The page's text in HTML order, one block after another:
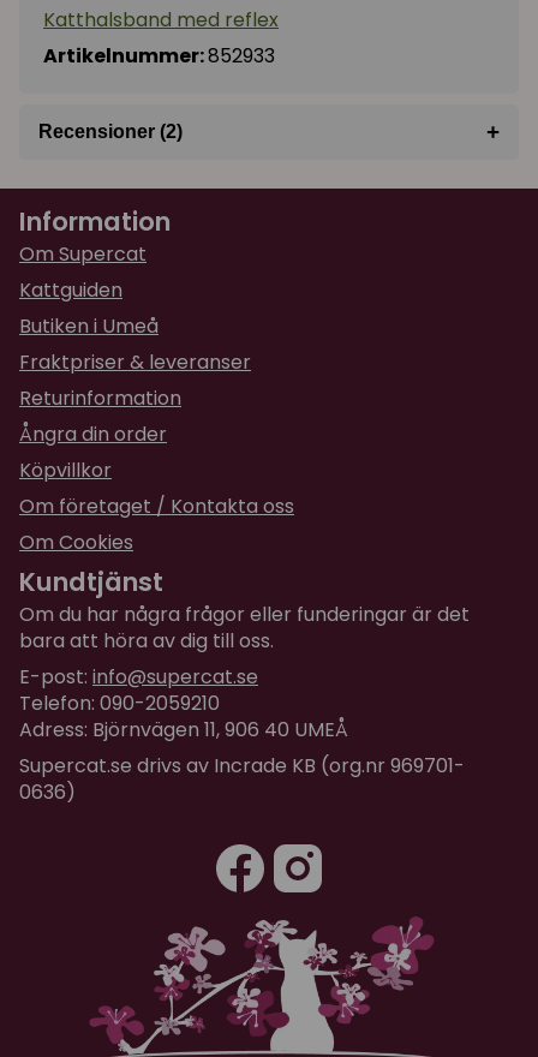
Katthalsband med reflex
Artikelnummer:852933
Recensioner (2) +
Ann-Katrin
för 8 månader sedan
★★★★★
Annette
för 2 år sedan
och stretchbandet för stramt fick sy i ett nytt
resårband
Information
Om Supercat
Kattguiden
Butiken i Umeå
Fraktpriser & leveranser
Returinformation
Ångra din order
Köpvillkor
Om företaget / Kontakta oss
Om Cookies
Kundtjänst
Om du har några frågor eller funderingar är det
bara att höra av dig till oss.
E-post: info@supercat.se
Telefon: 090-2059210
Adress: Björnvägen 11, 906 40 UMEÅ
Supercat.se drivs av Incrade KB (org.nr 969701-
0636)